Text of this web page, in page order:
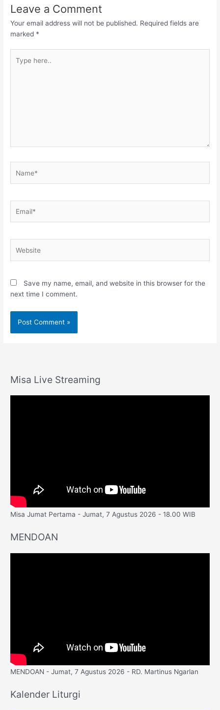
Leave a Comment
Your email address will not be published. Required fields are
marked *
here..
Save my name, email, and website in this browser for the
next time I comment.
Misa Live Streaming
Misa Jumat Pertama - Jumat, 7 Agustus 2026 - 18.00 WIB
MENDOAN
MENDOAN - Jumat, 7 Agustus 2026 - RD. Martinus Ngarlan
Kalender Liturgi